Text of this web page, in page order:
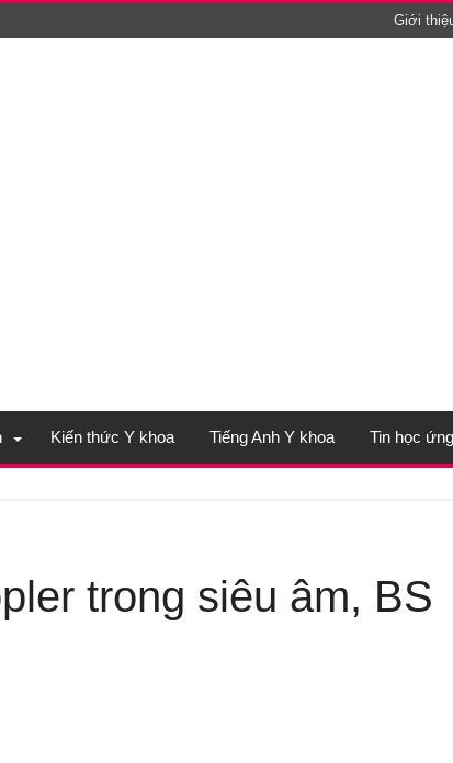
Giới
Kiến thức Y khoa Tiếng Anh Y khoa Tin học
trong siêu âm, BS